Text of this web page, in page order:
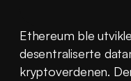
Ethereum ble
desentraliserte
kryptoverdenen.